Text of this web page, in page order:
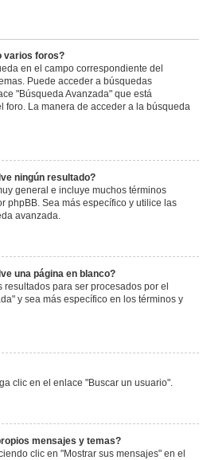
varios foros?
en el campo correspondiente del
Puede acceder a búsquedas
"Búsqueda Avanzada" que está
foro. La manera de acceder a la búsqueda
ningún resultado?
general e incluye muchos términos
phpBB. Sea más específico y utilice las
avanzada.
una página en blanco?
para ser procesados por el
y sea más específico en los términos y
clic en el enlace "Buscar un usuario".
mensajes y temas?
clic en "Mostrar sus mensajes" en el